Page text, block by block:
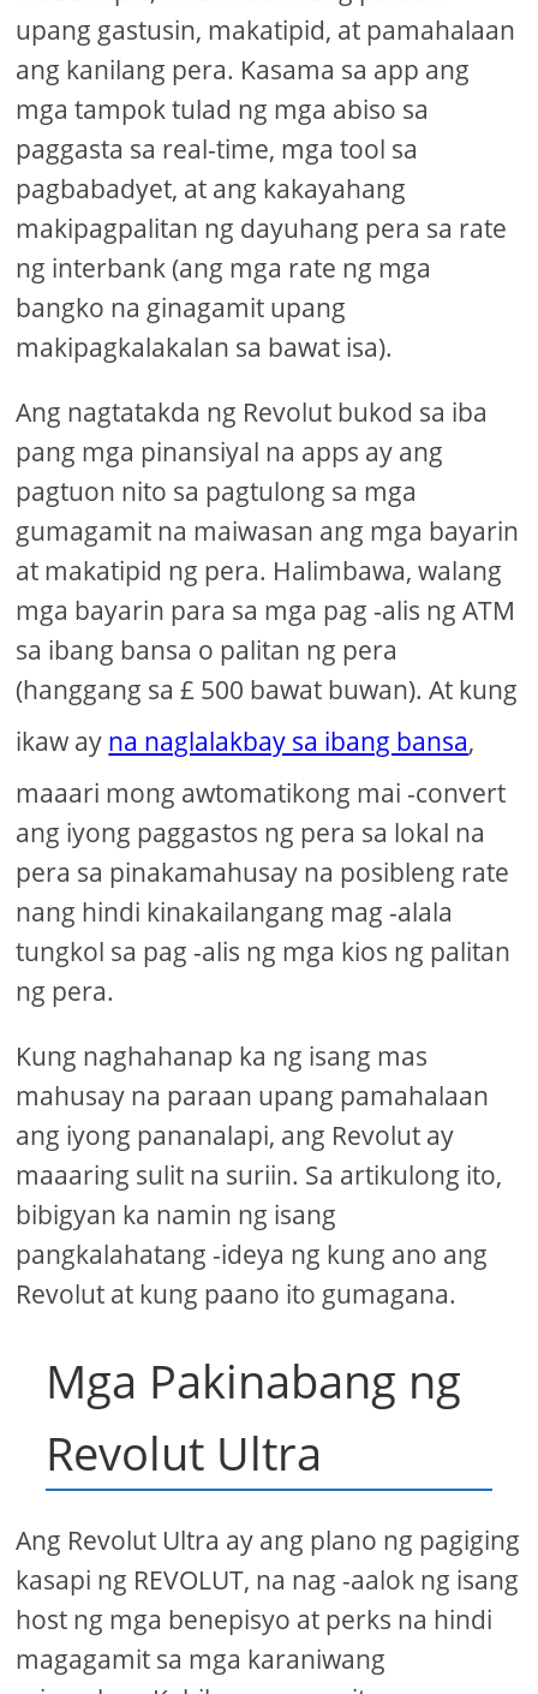
upang gastusin, makatipid, at pamahalaan
ang kanilang pera. Kasama sa app ang
mga tampok tulad ng mga abiso sa
paggasta sa real-time, mga tool sa
pagbabadyet, at ang kakayahang
makipagpalitan ng dayuhang pera sa rate
ng interbank (ang mga rate ng mga
bangko na ginagamit upang
makipagkalakalan sa bawat isa).
Ang nagtatakda ng Revolut bukod sa iba
pang mga pinansiyal na apps ay ang
pagtuon nito sa pagtulong sa mga
gumagamit na maiwasan ang mga bayarin
at makatipid ng pera. Halimbawa, walang
mga bayarin para sa mga pag -alis ng ATM
sa ibang bansa o palitan ng pera
(hanggang sa £ 500 bawat buwan). At kung
ikaw ay na naglalakbay sa ibang bansa,
maaari mong awtomatikong mai -convert
ang iyong paggastos ng pera sa lokal na
pera sa pinakamahusay na posibleng rate
nang hindi kinakailangang mag -alala
tungkol sa pag -alis ng mga kios ng palitan
ng pera.
Kung naghahanap ka ng isang mas
mahusay na paraan upang pamahalaan
ang iyong pananalapi, ang Revolut ay
maaaring sulit na suriin. Sa artikulong ito,
bibigyan ka namin ng isang
pangkalahatang -ideya ng kung ano ang
Revolut at kung paano ito gumagana.
Mga Pakinabang ng
Revolut Ultra
Ang Revolut Ultra ay ang plano ng pagiging
kasapi ng REVOLUT, na nag -aalok ng isang
host ng mga benepisyo at perks na hindi
magagamit sa mga karaniwang